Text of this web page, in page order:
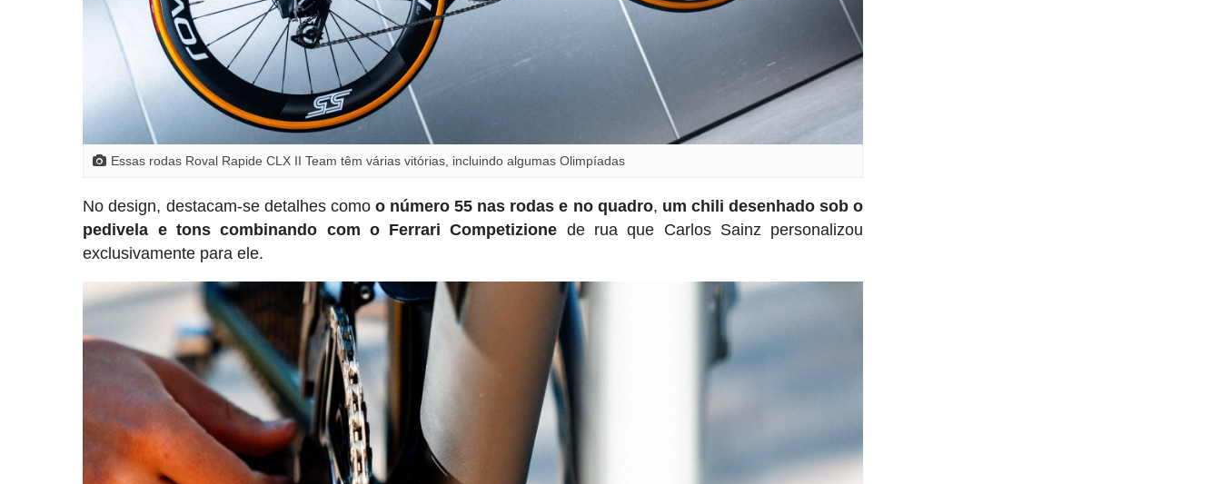
Essas rodas Roval Rapide CLX II Team têm várias vitórias, incluindo algumas Olimpíadas
No design, destacam-se detalhes como o número 55 nas rodas e no quadro, um chili desenhado sob o
pedivela e tons combinando com o Ferrari Competizione de rua que Carlos Sainz personalizou
exclusivamente para ele.